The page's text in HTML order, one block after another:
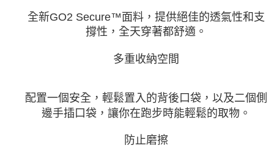
全新GO2 Secure™面料，提供絕佳的透氣性和支
撐性，全天穿著都舒適。
多重收納空間
配置一個安全，輕鬆置入的背後口袋，以及二個側
邊手插口袋，讓你在跑步時能輕鬆的取物。
防止磨擦